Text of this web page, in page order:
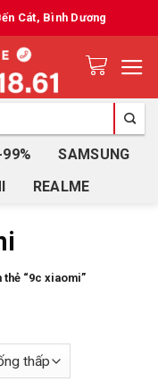
Cát, Bình Dương
SAMSUNG
REALME
thẻ “9c xiaomi”